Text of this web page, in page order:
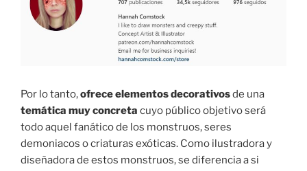
Por lo tanto,ofrece elementos decorativosde una
temática muy concreta cuyo público objetivo será
todo aquel fanático de los monstruos, seres
demoniacos o criaturas exóticas. Como ilustradora y
diseñadora de estos monstruos, se diferencia a si